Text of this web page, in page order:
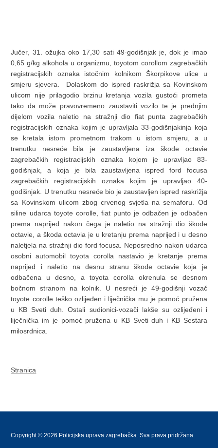
Jučer, 31. ožujka oko 17,30 sati 49-godišnjak je, dok je imao
0,65 g/kg alkohola u organizmu, toyotom corollom zagrebačkih
registracijskih oznaka istočnim kolnikom Škorpikove ulice u
smjeru sjevera. Dolaskom do ispred raskrižja sa Kovinskom
ulicom nije prilagodio brzinu kretanja vozila gustoći prometa
tako da može pravovremeno zaustaviti vozilo te je prednjim
dijelom vozila naletio na stražnji dio fiat punta zagrebačkih
registracijskih oznaka kojim je upravljala 33-godišnjakinja koja
se kretala istom prometnom trakom u istom smjeru, a u
trenutku nesreće bila je zaustavljena iza škode octavie
zagrebačkih registracijskih oznaka kojom je upravljao 83-
godišnjak, a koja je bila zaustavljena ispred ford focusa
zagrebačkih registracijskih oznaka kojim je upravljao 40-
godišnjak. U trenutku nesreće bio je zaustavljen ispred raskrižja
sa Kovinskom ulicom zbog crvenog svjetla na semaforu. Od
siline udarca toyote corolle, fiat punto je odbačen je odbačen
prema naprijed nakon čega je naletio na stražnji dio škode
octavie, a škoda octavia je u kretanju prema naprijed i u desno
naletjela na stražnji dio ford focusa. Neposredno nakon udarca
osobni automobil toyota corolla nastavio je kretanje prema
naprijed i naletio na desnu stranu škode octavie koja je
odbačena u desno, a toyota corolla okrenula se desnom
bočnom stranom na kolnik. U nesreći je 49-godišnji vozač
toyote corolle teško ozlijeđen i liječnička mu je pomoć pružena
u KB Sveti duh. Ostali sudionici-vozači lakše su ozlijeđeni i
liječnička im je pomoć pružena u KB Sveti duh i KB Sestara
milosrdnica.
Stranica
Copyright © 2026 Policijska uprava zagrebačka. Sva prava pridržana